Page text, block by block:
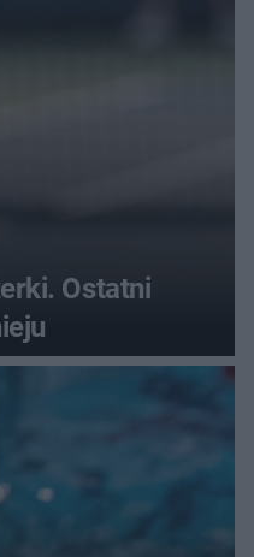
Ostatni